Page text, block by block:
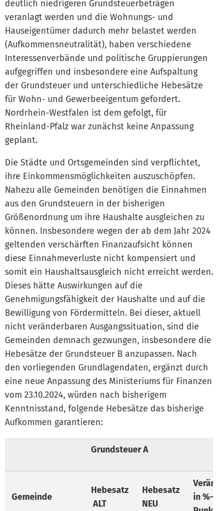
deutlich niedrigeren Grundsteuerbeträgen
veranlagt werden und die Wohnungs- und
Hauseigentümer dadurch mehr belastet werden
(Aufkommensneutralität), haben verschiedene
Interessenverbände und politische Gruppierungen
aufgegriffen und insbesondere eine Aufspaltung
der Grundsteuer und unterschiedliche Hebesätze
für Wohn- und Gewerbeeigentum gefordert.
Nordrhein-Westfalen ist dem gefolgt, für
Rheinland-Pfalz war zunächst keine Anpassung
geplant.
Die Städte und Ortsgemeinden sind verpflichtet,
ihre Einkommensmöglichkeiten auszuschöpfen.
Nahezu alle Gemeinden benötigen die Einnahmen
aus den Grundsteuern in der bisherigen
Größenordnung um ihre Haushalte ausgleichen zu
können. Insbesondere wegen der ab dem Jahr 2024
geltenden verschärften Finanzaufsicht können
diese Einnahmeverluste nicht kompensiert und
somit ein Haushaltsausgleich nicht erreicht werden.
Dieses hätte Auswirkungen auf die
Genehmigungsfähigkeit der Haushalte und auf die
Bewilligung von Fördermitteln. Bei dieser, aktuell
nicht veränderbaren Ausgangssituation, sind die
Gemeinden demnach gezwungen, insbesondere die
Hebesätze der Grundsteuer B anzupassen. Nach
den vorliegenden Grundlagendaten, ergänzt durch
eine neue Anpassung des Ministeriums für Finanzen
vom 23.10.2024, würden nach bisherigem
Kenntnisstand, folgende Hebesätze das bisherige
Aufkommen garantieren:
Grundsteuer A
Gemeinde
Hebesatz
ALT
Hebesatz
NEU
in %-